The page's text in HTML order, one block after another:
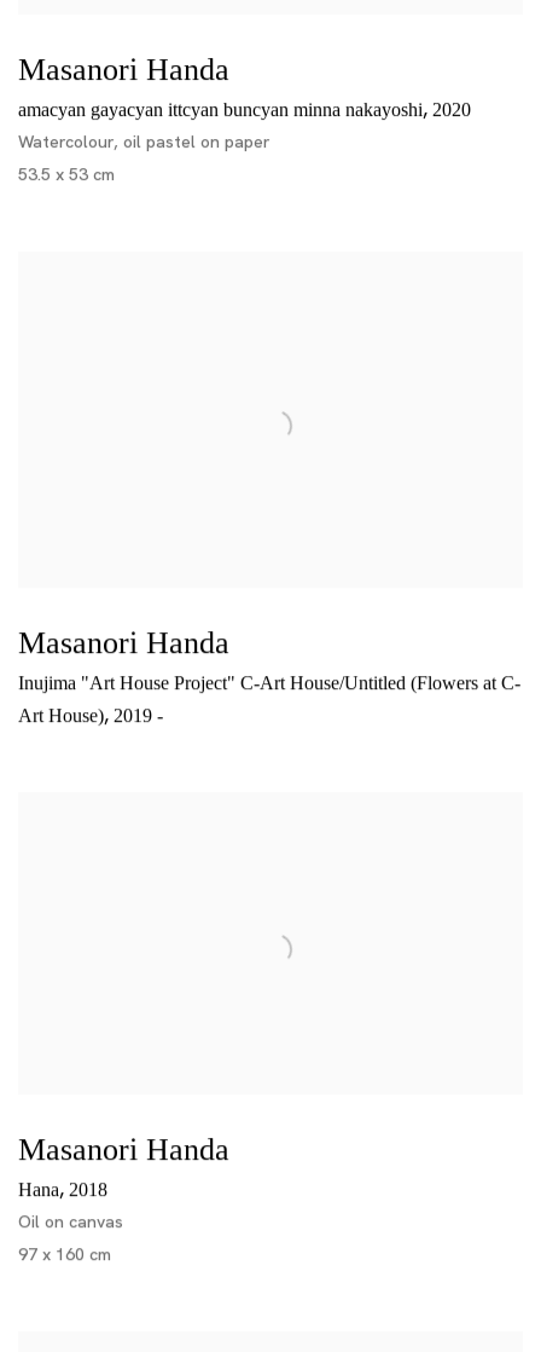
Masanori Handa
amacyan gayacyan ittcyan buncyan minna nakayoshi, 2020
Watercolour, oil pastel on paper
53.5 x 53 cm
Masanori Handa
Inujima "Art House Project" C-Art House/Untitled (Flowers at C-
Art House), 2019 -
Masanori Handa
Hana, 2018
Oil on canvas
97 x 160 cm